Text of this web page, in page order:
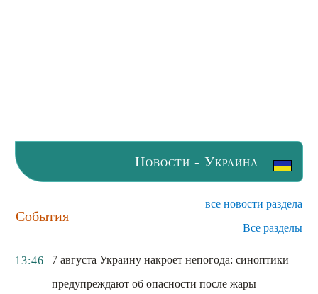
Новости - Украина
События
все новости раздела
Все разделы
13:46
7 августа Украину накроет непогода: синоптики
предупреждают об опасности после жары